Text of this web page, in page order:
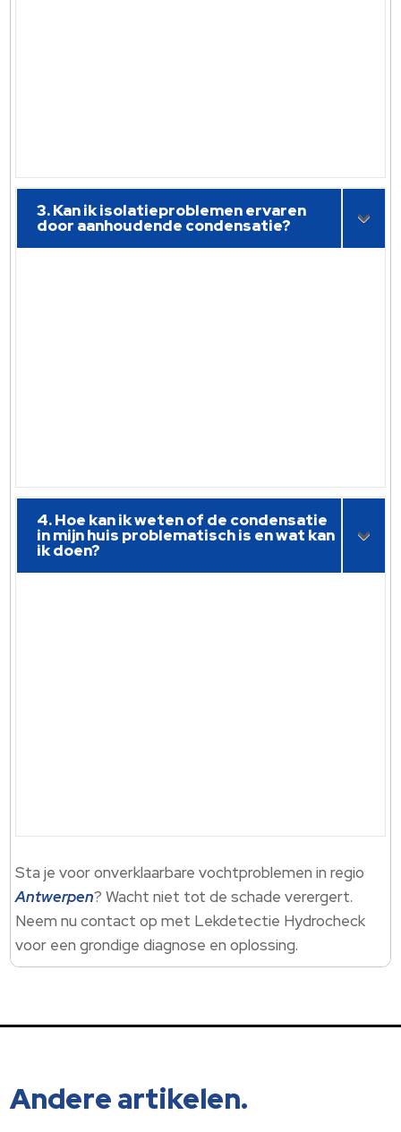
3. Kan ik isolatieproblemen ervaren
door aanhoudende condensatie?
4. Hoe kan ik weten of de condensatie
in mijn huis problematisch is en wat kan
ik doen?
Sta je voor onverklaarbare vochtproblemen in regio
Antwerpen? Wacht niet tot de schade verergert.
Neem nu contact op met Lekdetectie Hydrocheck
voor een grondige diagnose en oplossing.
Andere artikelen.